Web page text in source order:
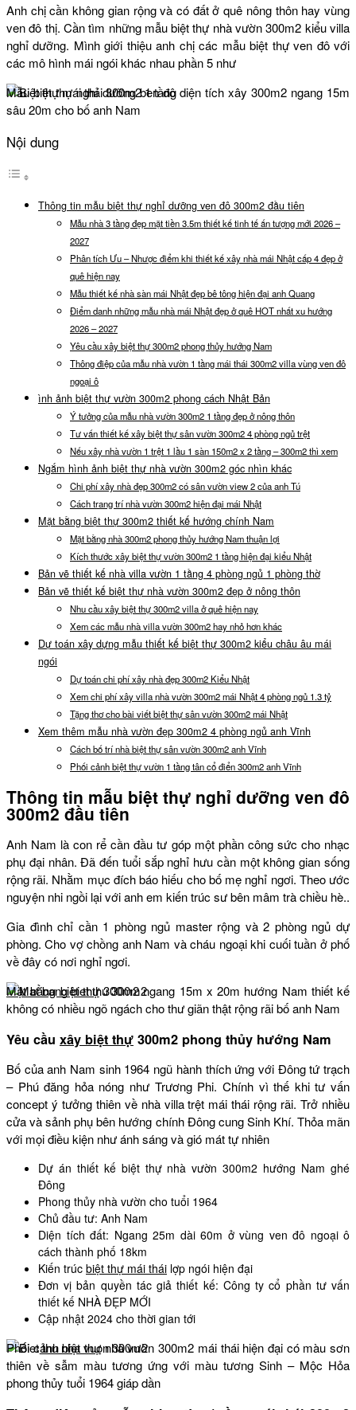
Anh chị cần không gian rộng và có đất ở quê nông thôn hay vùng
ven đô thị. Cần tìm những mẫu biệt thự nhà vườn 300m2 kiểu villa
nghỉ dưỡng. Mình giới thiệu anh chị các mẫu biệt thự ven đô với
các mô hình mái ngói khác nhau phần 5 như
Mẫu biệt thự nghỉ dưỡng ben đô diện tích xây 300m2 ngang 15m
sâu 20m cho bố anh Nam
Nội dung
Thông tin mẫu biệt thự nghỉ dưỡng ven đô 300m2 đầu tiên
Mẫu nhà 3 tầng đẹp mặt tiền 3.5m thiết kế tinh tế ấn tượng mới 2026 –
2027
Phân tích Ưu – Nhược điểm khi thiết kế xây nhà mái Nhật cấp 4 đẹp ở
quê hiện nay
Mẫu thiết kế nhà sàn mái Nhật đẹp bê tông hiện đại anh Quang
Điểm danh những mẫu nhà mái Nhật đẹp ở quê HOT nhất xu hướng
2026 – 2027
Yêu cầu xây biệt thự 300m2 phong thủy hướng Nam
Thông điệp của mẫu nhà vườn 1 tầng mái thái 300m2 villa vùng ven đô
ngoại ô
ình ảnh biệt thự vườn 300m2 phong cách Nhật Bản
Ý tưởng của mẫu nhà vườn 300m2 1 tầng đẹp ở nông thôn
Tư vấn thiết kế xây biệt thự sân vườn 300m2 4 phòng ngủ trệt
Nếu xây nhà vườn 1 trệt 1 lầu 1 sàn 150m2 x 2 tầng – 300m2 thì xem
Ngắm hình ảnh biệt thự nhà vườn 300m2 góc nhìn khác
Chi phí xây nhà đẹp 300m2 có sân vườn view 2 của anh Tú
Cách trang trí nhà vườn 300m2 hiện đại mái Nhật
Mặt bằng biệt thự 300m2 thiết kế hướng chính Nam
Mặt bằng nhà 300m2 phong thủy hướng Nam thuận lợi
Kích thước xây biệt thự vườn 300m2 1 tầng hiện đại kiểu Nhật
Bản vẽ thiết kế nhà villa vườn 1 tầng 4 phòng ngủ 1 phòng thờ
Bản vẽ thiết kế biệt thự nhà vườn 300m2 đẹp ở nông thôn
Nhu cầu xây biệt thự 300m2 villa ở quê hiện nay
Xem các mẫu nhà villa vườn 300m2 hay nhỏ hơn khác
Dự toán xây dựng mẫu thiết kế biệt thự 300m2 kiểu châu âu mái
ngói
Dự toán chi phí xây nhà đẹp 300m2 Kiểu Nhật
Xem chi phí xây villa nhà vườn 300m2 mái Nhật 4 phòng ngủ 1.3 tỷ
Tặng thơ cho bài viết biệt thự sân vườn 300m2 mái Nhật
Xem thêm mẫu nhà vườn đẹp 300m2 4 phòng ngủ anh Vĩnh
Cách bố trí nhà biệt thự sân vườn 300m2 anh Vĩnh
Phối cảnh biệt thự vườn 1 tầng tân cổ điển 300m2 anh Vĩnh
Thông tin mẫu biệt thự nghỉ dưỡng ven đô
300m2 đầu tiên
Anh Nam là con rể cần đầu tư góp một phần công sức cho nhạc
phụ đại nhân. Đã đến tuổi sắp nghỉ hưu cần một không gian sống
rộng rãi. Nhằm mục đích báo hiếu cho bố mẹ nghỉ ngơi. Theo ước
nguyện nhi ngồi lại với anh em kiến trúc sư bên mâm trà chiều hè..
Gia đình chỉ cần 1 phòng ngủ master rộng và 2 phòng ngủ dự
phòng. Cho vợ chồng anh Nam và cháu ngoại khi cuối tuần ở phố
về đây có nơi nghỉ ngơi.
Mặt bằng biệt thự300m2 ngang 15m x 20m hướng Nam thiết kế
không có nhiều ngõ ngách cho thư giãn thật rộng rãi bố anh Nam
Yêu cầu xây biệt thự 300m2 phong thủy hướng Nam
Bố của anh Nam sinh 1964 ngũ hành thích ứng với Đông tứ trạch
– Phú đăng hỏa nóng như Trương Phi. Chính vì thế khi tư vấn
concept ý tưởng thiên về nhà villa trệt mái thái rộng rãi. Trở nhiều
cửa và sảnh phụ bên hướng chính Đông cung Sinh Khí. Thỏa mãn
với mọi điều kiện như ánh sáng và gió mát tự nhiên
Dự án thiết kế biệt thự nhà vườn 300m2 hướng Nam ghé
Đông
Phong thủy nhà vườn cho tuổi 1964
Chủ đầu tư: Anh Nam
Diện tích đất: Ngang 25m dài 60m ở vùng ven đô ngoại ô
cách thành phố 18km
Kiến trúc biệt thự mái thái lợp ngói hiện đại
Đơn vị bản quyền tác giả thiết kế: Công ty cổ phần tư vấn
thiết kế NHÀ ĐẸP MỚI
Cập nhật 2024 cho thời gian tới
Phối cảnh biệt thựnhà vườn 300m2 mái thái hiện đại có màu sơn
thiên về sẫm màu tương ứng với màu tương Sinh – Mộc Hỏa
phong thủy tuổi 1964 giáp dần